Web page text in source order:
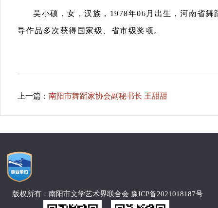
吴小硕，女，汉族，1978年06月出生，河南省
导作品多次获得国家级、省市级奖项。
上一篇： 南阳市舞蹈家协会副秘书长 王甜甜
版权所有：南阳市文学艺术界联合会 豫ICP备2021018187号